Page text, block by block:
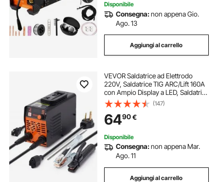
Disponibile
Consegna:non appena Gio.
Ago. 13
Aggiungi al carrello
VEVOR Saldatrice ad Elettrodo
220V, Saldatrice TIG ARC/Lift 160A
con Ampio Display a LED, Saldatrice
ad Elettrodo Portatile con Hot Start
Arc Force Anti-Stick VRD, Saldatrice
ad Arco MMA, Saldatura
(147)
6490€
Disponibile
Consegna:non appena Mar.
Ago. 11
Aggiungi al carrello